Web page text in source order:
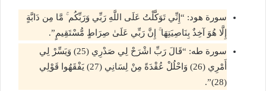
سورة هود: “إِنِّي تَوَكَّلْتُ عَلَى اللَّهِ رَبِّي وَرَبِّكُم ۚ مَّا مِن دَابَّةٍ
إِلَّا هُوَ آخِذٌ بِنَاصِيَتِهَا ۚ إِنَّ رَبِّي عَلَىٰ صِرَاطٍ مُّسْتَقِيمٍ”.
سورة طه: “قَالَ رَبِّ اشْرَحْ لِي صَدْرِي (25) وَيَسِّرْ لِي
أَمْرِي (26) وَاحْلُلْ عُقْدَةً مِنْ لِسَانِي (27) يَفْقَهُوا قَوْلِي
(28)”.